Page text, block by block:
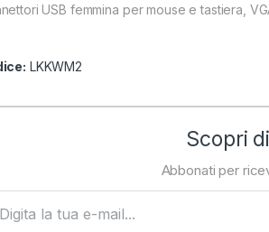
USB femmina per mouse e tastiera,
LKKWM2
Scopri
Abbonati per